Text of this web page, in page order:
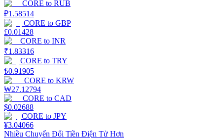
CORE to RUB
₽1.58514
CORE to GBP
£0.01428
CORE to INR
₹1.83316
CORE to TRY
₺0.91905
CORE to KRW
₩27.12794
CORE to CAD
$0.02688
CORE to JPY
¥3.04066
Nhiều Chuyển Đổi Tiền Điện Tử Hơn